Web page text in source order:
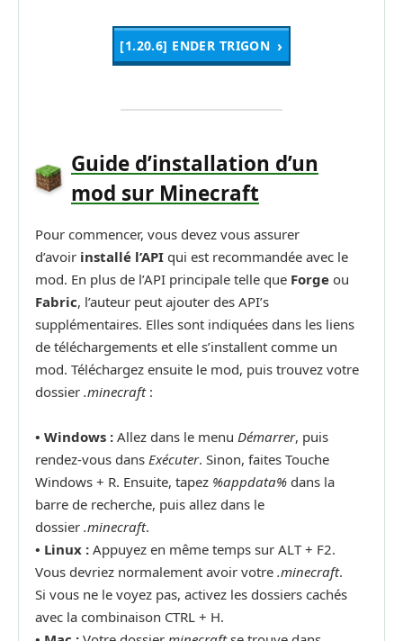
[1.20.6] ENDER TRIGON
Guide d’installation d’un
mod sur Minecraft
Pour commencer, vous devez vous assurer
d’avoir installé l’API qui est recommandée avec le
mod. En plus de l’API principale telle que Forge ou
Fabric, l’auteur peut ajouter des API’s
supplémentaires. Elles sont indiquées dans les liens
de téléchargements et elle s’installent comme un
mod. Téléchargez ensuite le mod, puis trouvez votre
dossier .minecraft:
• Windows : Allez dans le menu Démarrer, puis
rendez-vous dans Exécuter. Sinon, faites Touche
Windows + R. Ensuite, tapez %appdata% dans la
barre de recherche, puis allez dans le
dossier .minecraft.
• Linux : Appuyez en même temps sur ALT + F2.
Vous devriez normalement avoir votre .minecraft.
Si vous ne le voyez pas, activez les dossiers cachés
avec la combinaison CTRL + H.